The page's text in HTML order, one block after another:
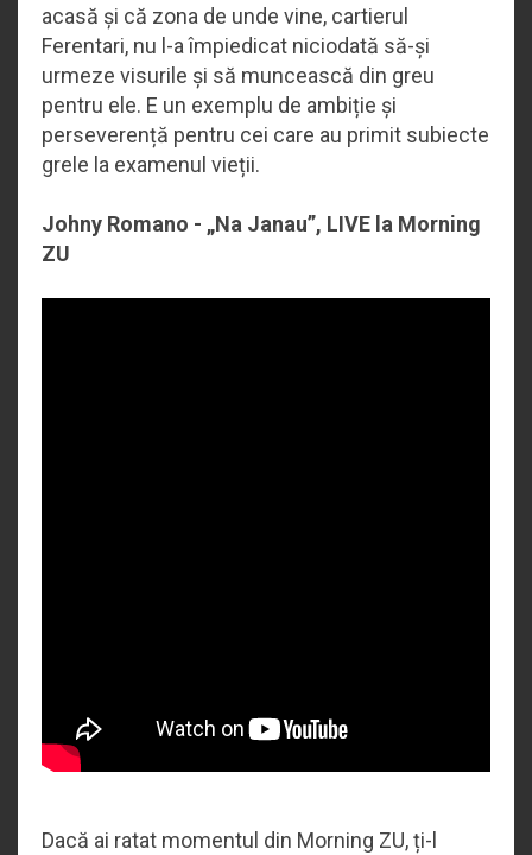
acasă și că zona de unde vine, cartierul
Ferentari, nu l-a împiedicat niciodată să-și
urmeze visurile și să muncească din greu
pentru ele. E un exemplu de ambiție și
perseverență pentru cei care au primit subiecte
grele la examenul vieții.
Johny Romano - „Na Janau”, LIVE la Morning
ZU
Dacă ai ratat momentul din Morning ZU, ți-l